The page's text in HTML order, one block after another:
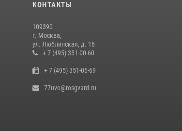
КОНТАКТЫ
109390
г. Москва,
ул. Люблинская, д. 16
+ 7 (495) 351-00-60
+ 7 (495) 351-06-69
77uvo@rosgvard.ru